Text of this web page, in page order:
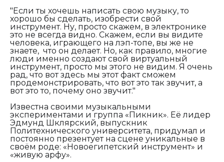
"Если ты хочешь написать свою музыку, то
хорошо бы сделать, изобрести свой
инструмент. Ну, просто скажем, в электронике
это не всегда видно. Скажем, если вы видите
человека, играющего на лэп-топе, вы же не
знаете, что он делает. Но, как правило, многие
люди именно создают свой виртуальный
инструмент, просто мы этого не видим. Я очень
рад, что вот здесь мы этот факт сможем
продемонстрировать, что вот это так звучит, а
вот это то, почему оно звучит."
Известна своими музыкальными
экспериментами и группа «Пикник». Её лидер
Эдмунд Шклярский, выпускник
Политехнического университета, придумал и
постоянно презентует на сцене уникальные в
своём роде: «Новоегипетский инструмент» и
«живую арфу».